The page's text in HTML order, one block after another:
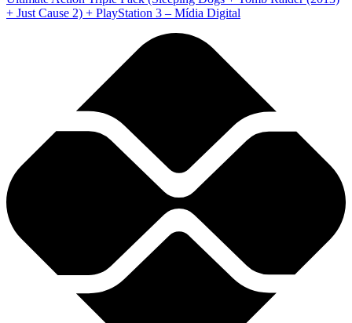
+ Just Cause 2) + PlayStation 3 – Mídia Digital